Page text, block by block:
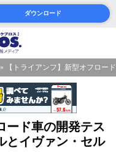
ダウンロード
【トライアンフ】新型オフロー
ード車の開発テス
とイヴァン・セル